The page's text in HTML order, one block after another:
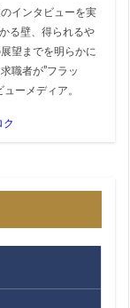
インタビューを実
る壁、得られるや
望までを明らかに
職者が”フラッ
ーメディア。
ク